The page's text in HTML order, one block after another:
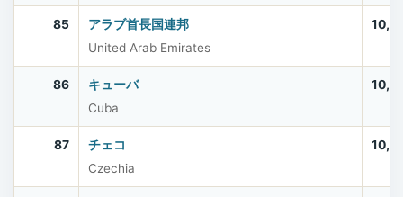
85
アラブ首長国連邦
United Arab Emirates
86
キューバ
Cuba
87
チェコ
Czechia